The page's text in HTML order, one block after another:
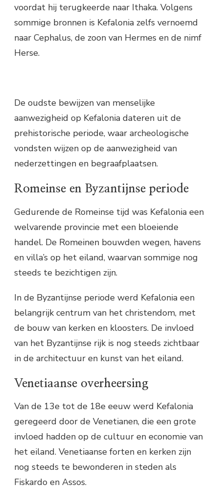
voordat hij terugkeerde naar Ithaka. Volgens
sommige bronnen is Kefalonia zelfs vernoemd
naar Cephalus, de zoon van Hermes en de nimf
Herse.
De oudste bewijzen van menselijke
aanwezigheid op Kefalonia dateren uit de
prehistorische periode, waar archeologische
vondsten wijzen op de aanwezigheid van
nederzettingen en begraafplaatsen.
Romeinse en Byzantijnse periode
Gedurende de Romeinse tijd was Kefalonia een
welvarende provincie met een bloeiende
handel. De Romeinen bouwden wegen, havens
en villa’s op het eiland, waarvan sommige nog
steeds te bezichtigen zijn.
In de Byzantijnse periode werd Kefalonia een
belangrijk centrum van het christendom, met
de bouw van kerken en kloosters. De invloed
van het Byzantijnse rijk is nog steeds zichtbaar
in de architectuur en kunst van het eiland.
Venetiaanse overheersing
Van de 13e tot de 18e eeuw werd Kefalonia
geregeerd door de Venetianen, die een grote
invloed hadden op de cultuur en economie van
het eiland. Venetiaanse forten en kerken zijn
nog steeds te bewonderen in steden als
Fiskardo en Assos.